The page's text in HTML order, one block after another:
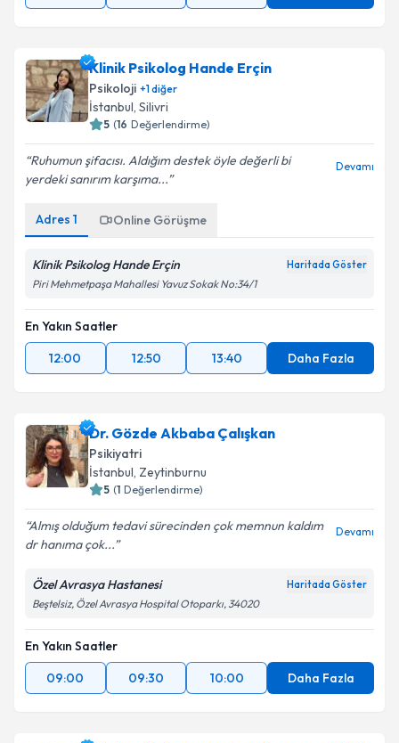
Klinik Psikolog Hande Erçin
Psikoloji +1diğer
İstanbul, Silivri
5 (16 Değerlendirme)
Ruhumun şifacısı. Aldığım destek öyle değerli bi
yerdeki sanırım karşıma...
Devamı
Adres 1 Online Görüşme
Klinik Psikolog Hande Erçin Haritada Göster
Piri Mehmetpaşa Mahallesi Yavuz Sokak No:34/1
En Yakın Saatler
12:00
12:50 13:40 Daha Fazla
Dr. Gözde Akbaba Çalışkan
Psikiyatri
İstanbul, Zeytinburnu
5 (1 Değerlendirme)
Almış olduğum tedavi sürecinden çok memnun kaldım
dr hanıma çok...
Devamı
Özel Avrasya Hastanesi Haritada Göster
Beştelsiz, Özel Avrasya Hospital Otoparkı, 34020
En Yakın Saatler
09:00
09:30 10:00 Daha Fazla